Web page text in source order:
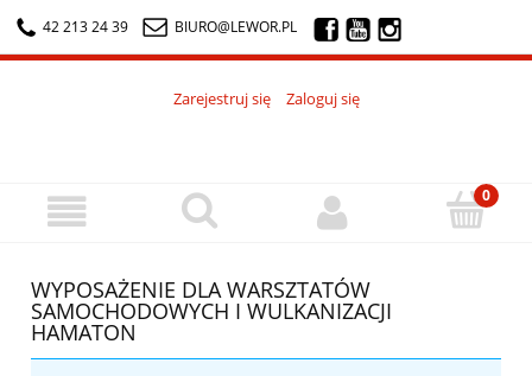
42 213 24 39 BIURO@LEWOR.PL
Zarejestruj się Zaloguj się
WYPOSAŻENIE DLA WARSZTATÓW
SAMOCHODOWYCH I WULKANIZACJI
HAMATON